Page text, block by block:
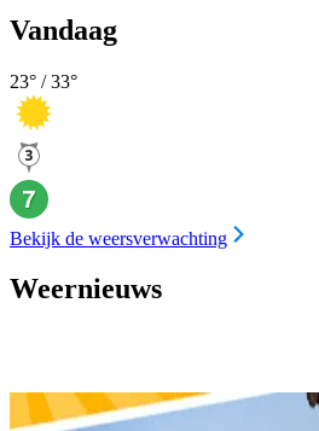
Vandaag
23° /33°
Bekijk de weersverwachting
Weernieuws